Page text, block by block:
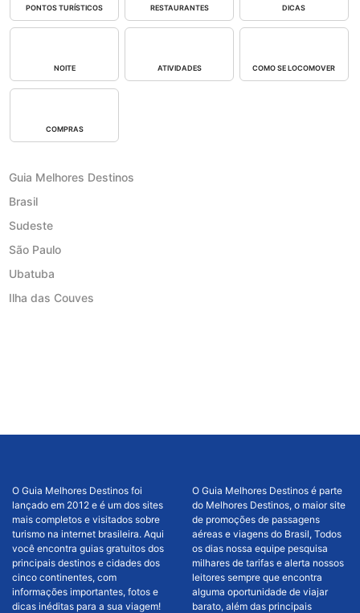
PONTOS TURÍSTICOS RESTAURANTES DICAS
NOITE ATIVIDADES COMO SE LOCOMOVER
COMPRAS
Guia Melhores Destinos
Brasil
Sudeste
São Paulo
Ubatuba
Ilha das Couves
O Guia Melhores Destinos foi
lançado em 2012 e é um dos sites
mais completos e visitados sobre
turismo na internet brasileira. Aqui
você encontra guias gratuitos dos
principais destinos e cidades dos
cinco continentes, com
informações importantes, fotos e
dicas inéditas para a sua viagem!
O Guia Melhores Destinos é parte
do Melhores Destinos, o maior site
de promoções de passagens
aéreas e viagens do Brasil, Todos
os dias nossa equipe pesquisa
milhares de tarifas e alerta nossos
leitores sempre que encontra
alguma oportunidade de viajar
barato, além das principais